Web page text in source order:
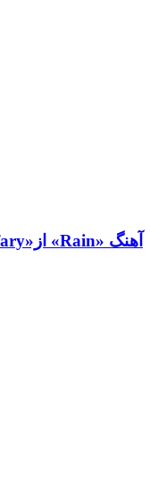
آهنگ «Rain» از«Vahid S Jafary»